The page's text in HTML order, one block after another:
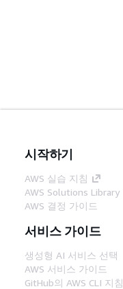
시작하기
AWS 실습 지침
AWS Solutions Library
AWS 결정 가이드
서비스 가이드
생성형 AI 서비스 선택
AWS 서비스 가이드
GitHub의 AWS CLI 지침